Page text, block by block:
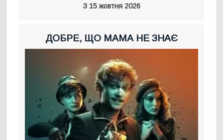
З 15 жовтня 2026
ДОБРЕ, ЩО МАМА НЕ ЗНАЄ